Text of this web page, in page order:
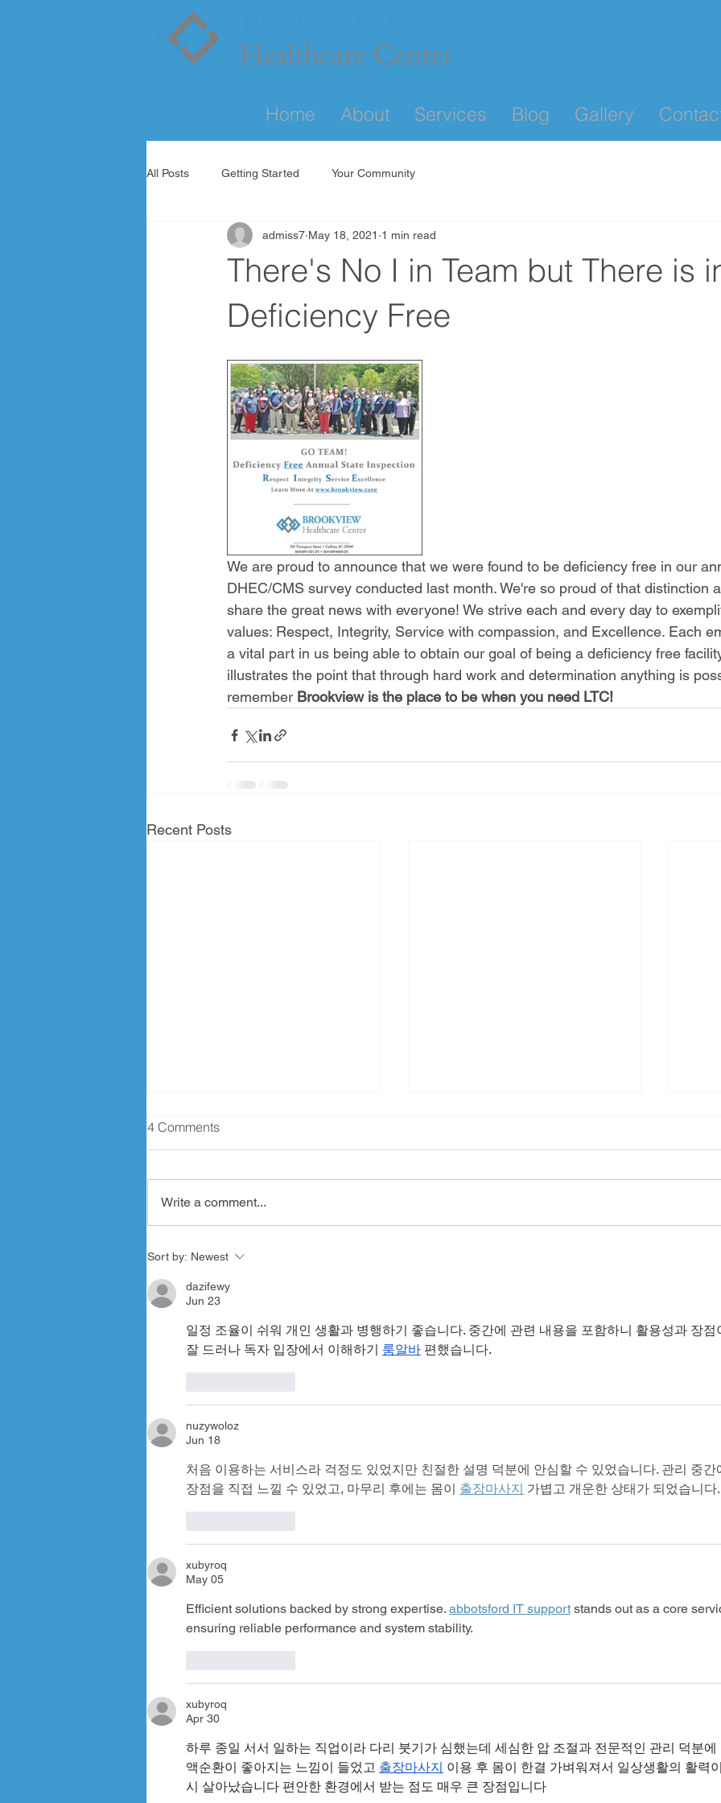
Home About Services Blog Gallery
All Posts Getting Started Your Community
There's No I in Team but There is
Deficiency Free
admiss7 May 18, 2021 1 min read
We are proud to announce that we were found to be deficiency free in our
DHEC/CMS survey conducted last month. We're so proud of that distinction
share the great news with everyone! We strive each and every day to
values: Respect, Integrity, Service with compassion, and Excellence. Each
a vital part in us being able to obtain our goal of being a deficiency free
illustrates the point that through hard work and determination anything is
remember Brookview is the place to be when you need LTC!
Recent Posts
MMMMMM Chocolate!!!
4 Comments
Write a comment...
Sort by: Newest
dazifewy
Jun 23
일정 조율이 쉬워 개인 생활과 병행하기 좋습니다. 중간에 관련 내용을 포함하니 활용성과 장점
잘 드러나 독자 입장에서 이해하기 룸알바 편했습니다.
nuzywoloz
Jun 18
처음 이용하는 서비스라 걱정도 있었지만 친절한 설명 덕분에 안심할 수 있었습니다. 관리 중간
장점을 직접 느낄 수 있었고, 마무리 후에는 몸이 출장마사지 가볍고 개운한 상태가 되었습니다.
xubyroq
May 05
Efficient solutions backed by strong expertise. abbotsford IT support stands out as a core
ensuring reliable performance and system stability.
xubyroq
Apr 30
하루 종일 서서 일하는 직업이라 다리 붓기가 심했는데 세심한 압 조절과 전문적인 관리 덕분에
액순환이 좋아지는 느낌이 들었고 출장마사지 이용 후 몸이 한결 가벼워져서 일상생활의 활력
시 살아났습니다 편안한 환경에서 받는 점도 매우 큰 장점입니다